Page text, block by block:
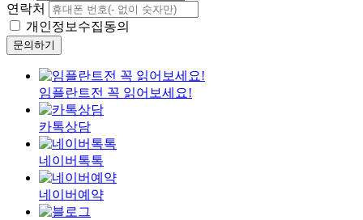
연락처
개인정보수집동의
문의하기
임플란트전 꼭 읽어보세요!
카톡상담
네이버톡톡
네이버예약